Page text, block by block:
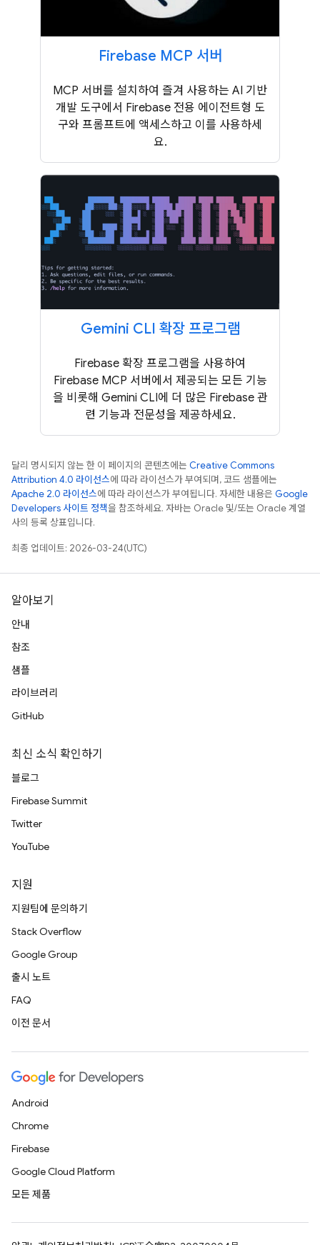
Firebase MCP 서버
MCP 서버를 설치하여 즐겨 사용하는 AI 기반
개발 도구에서 Firebase 전용 에이전트형 도
구와 프롬프트에 액세스하고 이를 사용하세
요.
Gemini CLI 확장 프로그램
Firebase 확장 프로그램을 사용하여
Firebase MCP 서버에서 제공되는 모든 기능
을 비롯해 Gemini CLI에 더 많은 Firebase 관
련 기능과 전문성을 제공하세요.
달리 명시되지 않는 한 이 페이지의 콘텐츠에는 Creative Commons
Attribution 4.0 라이선스에 따라 라이선스가 부여되며, 코드 샘플에는
Apache 2.0 라이선스에 따라 라이선스가 부여됩니다. 자세한 내용은 Google
Developers 사이트 정책을 참조하세요. 자바는 Oracle 및/또는 Oracle 계열
사의 등록 상표입니다.
최종 업데이트: 2026-03-24(UTC)
알아보기
안내
참조
샘플
라이브러리
GitHub
최신 소식 확인하기
블로그
Firebase Summit
Twitter
YouTube
지원
지원팀에 문의하기
Stack Overflow
Google Group
출시 노트
FAQ
이전 문서
Android
Chrome
Firebase
Google Cloud Platform
모든 제품